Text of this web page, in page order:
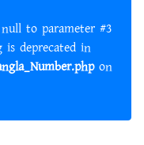
deprecated in
on